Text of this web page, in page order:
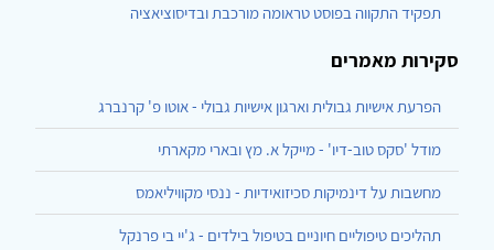
תפקיד התקווה בפוסט טראומה מורכבת ובדיסוציאציה
סקירות מאמרים
הפרעת אישיות גבולית וארגון אישיות גבולי - אוטו פ' קרנברג
מודל 'סקס טוב-דיו' - מייקל א. מץ ובארי מקארתי
מחשבות על דינמיקות סכיזואידיות - ננסי מקוויליאמס
תהליכים טיפוליים חיוניים בטיפול בילדים - ג'יי בי פרנקל